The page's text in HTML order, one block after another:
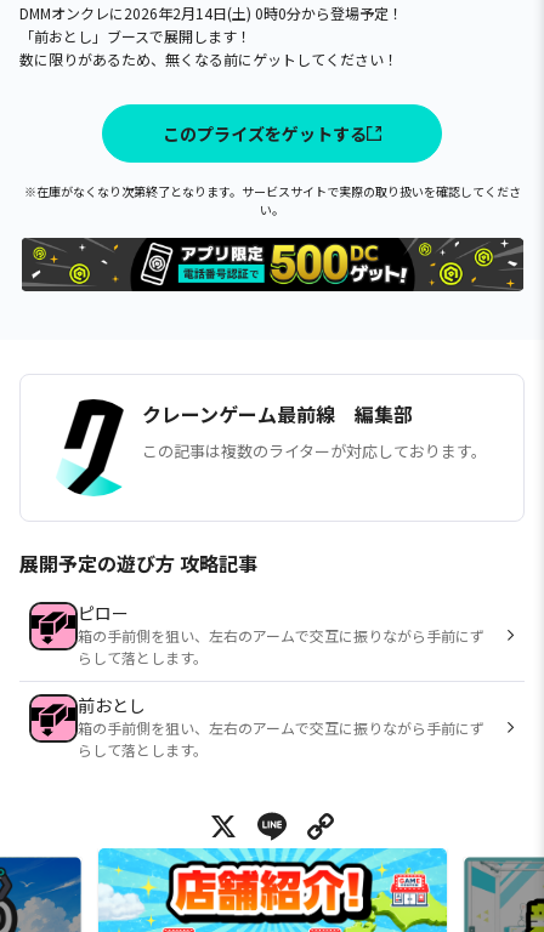
DMMオンクレに2026年2月14日(土) 0時0分から登場予定！
「前おとし」ブースで展開します！
数に限りがあるため、無くなる前にゲットしてください！
このプライズをゲットする
※在庫がなくなり次第終了となります。サービスサイトで実際の取り扱いを確認してくださ
い。
クレーンゲーム最前線 編集部
この記事は複数のライターが対応しております。
展開予定の遊び方 攻略記事
ピロー
箱の手前側を狙い、左右のアームで交互に振りながら手前にず
らして落とします。
前おとし
箱の手前側を狙い、左右のアームで交互に振りながら手前にず
らして落とします。
X Line